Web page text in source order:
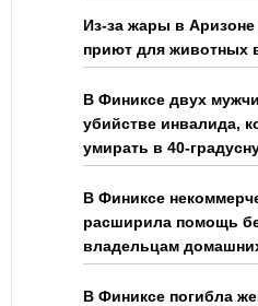
Из-за жары в
приют для животных
В Финиксе двух
убийстве инвалида,
умирать в 40-
В Финиксе
расширила помощь
владельцам
В Финиксе погибла